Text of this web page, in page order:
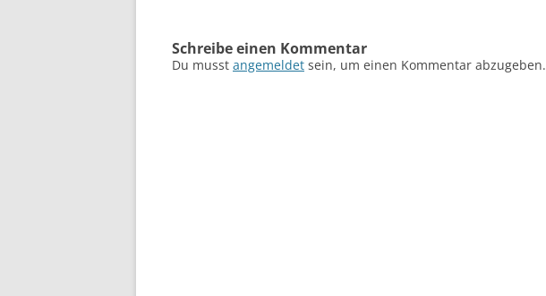
Schreibe einen Kommentar
Du musst angemeldet sein, um einen Kommentar abzugeben.